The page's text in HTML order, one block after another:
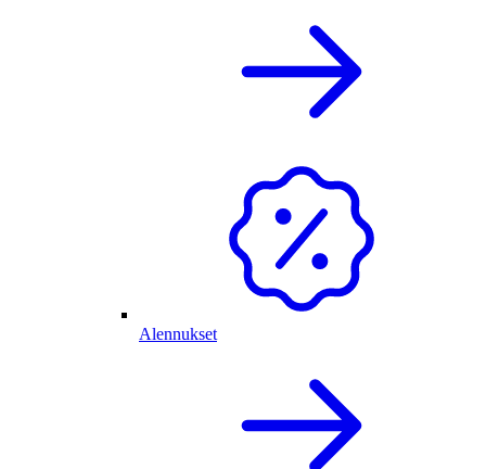
Alennukset